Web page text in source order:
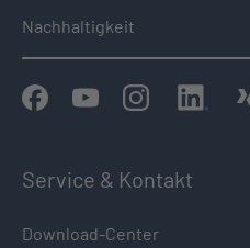
Nachhaltigkeit
Service & Kontakt
Download-Center